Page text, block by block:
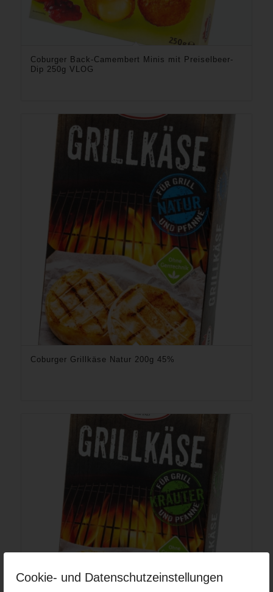
Cookie- und Datenschutzeinstellungen
Coburger Back-Camembert Minis mit Preiselbeer-
Dip 250g VLOG
Coburger Grillkäse Natur 200g 45%